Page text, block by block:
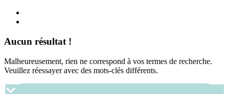
Aucun résultat !
Malheureusement, rien ne correspond à vos termes de recherche.
Veuillez réessayer avec des mots-clés différents.